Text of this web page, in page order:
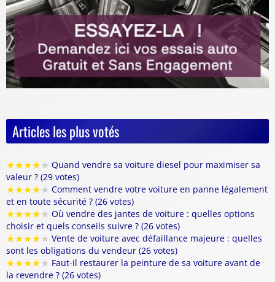
Articles les plus votés
★★★★★ Quand vendre sa voiture diesel pour maximiser sa
valeur ? (29 votes)
★★★★★ Comment vendre votre voiture en panne légalement
et en toute sécurité ? (26 votes)
★★★★★ Où vendre des jantes de voiture : quelles options
choisir et quels conseils suivre ? (26 votes)
★★★★★ Vente de voiture avec défaillance majeure : quelles
sont les obligations du vendeur (26 votes)
★★★★★ Faut-il restaurer la peinture de sa voiture avant de
la revendre ? (26 votes)